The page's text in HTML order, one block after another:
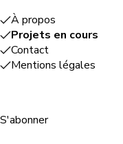
À propos
Projets en cours
Contact
Mentions légales
S'abonner